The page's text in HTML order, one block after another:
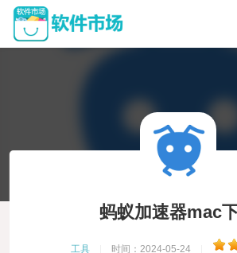
蚂蚁加速器mac
工具 时间：2024-05-24